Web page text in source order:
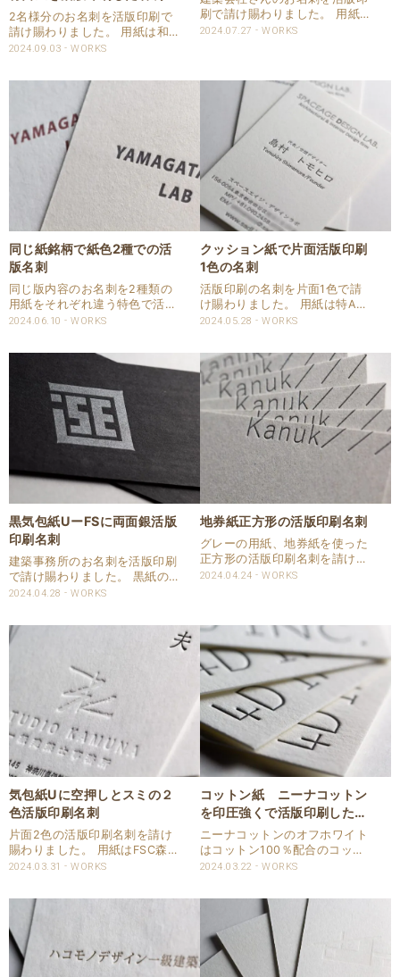
2名様分のお名刺を活版印刷で
請け賜わりました。 用紙は和の
雰囲気がある新バフン紙Nきぬ
印刷は高濃度青口金で印圧を入
れて活版印刷いたしました。 高
濃度青口金は金濃度を上げた
CAPPAN STU..
2024.09.03 WORKS
刷で請け賜わりました。 用紙は
ハーフエアのヘンプを使用して
商品：名刺 サイズ：55ⅹ91㎜
用紙：ハー..
2024.07.27 WORKS
同じ紙銘柄で紙色2種での活
版名刺
同じ版内容のお名刺を2種類の
用紙をそれぞれ違う特色で活版
印刷しました。 用紙はハーフエ
2種類を使用させて頂きまし
た。 特色はそれぞれDICでご指
定頂きました。 仕様 商品：名
刺 サイズ：50ⅹ..
2024.06.10 WORKS
クッション紙で片面活版印刷
1色の名刺
活版印刷の名刺を片面1色で請
け賜わりました。 用紙は特Aク
ッション0.8を使用させて頂き
は気にせず強い印圧で印刷させ
て頂きました。 仕様 商品：名
刺 サイズ：55ⅹ91㎜ 用紙：特A
クッショ..
2024.05.28 WORKS
黒気包紙UーFSに両面銀活版
印刷名刺
建築事務所のお名刺を活版印刷
で請け賜わりました。 黒紙の用
紙、黒気包紙Uを使用いたしま
STUDIOオリジナルの高濃度銀
インキで活版印刷しています。
2024.04.28 WORKS
地券紙正方形の活版印刷名刺
グレーの用紙、地券紙を使った
正方形の活版印刷名刺を請け賜
わりました。 サイズは55×55
様 商品：名刺 サイズ：55&#2..
2024.04.24 WORKS
気包紙Uに空押しとスミの２
色活版印刷名刺
片面2色の活版印刷名刺を請け
賜わりました。 用紙はFSC森林
認証紙の気包紙Uディープラフ
す。 空押し部分はしっかりと印
圧を入れて印刷させて頂きまし
た。 仕様 商品..
2024.03.31 WORKS
コットン紙 ニーナコットン
を印圧強くで活版印刷した名
刺
ニーナコットンのオフホワイト
はコットン100％配合のコット
ン紙です。 ニーナコットンに活
を気にせずしっかりと強い印圧
を入れて印刷いたしました。 仕
様 商品：名刺 ..
2024.03.22 WORKS